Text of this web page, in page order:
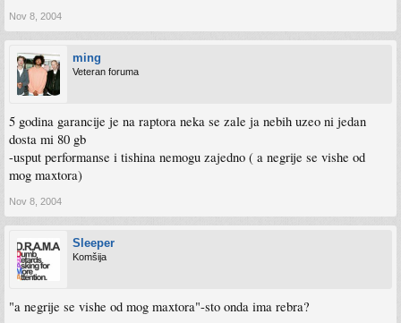
Nov 8, 2004
ming
Veteran foruma
5 godina garancije je na raptora neka se zale ja nebih uzeo ni jedan
dosta mi 80 gb
-usput performanse i tishina nemogu zajedno ( a negrije se vishe od
mog maxtora)
Nov 8, 2004
Sleeper
Komšija
"a negrije se vishe od mog maxtora"-sto onda ima rebra?